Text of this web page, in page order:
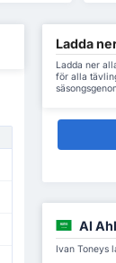
Ladda
Ladda ner
för alla
Al
Ivan Toneys